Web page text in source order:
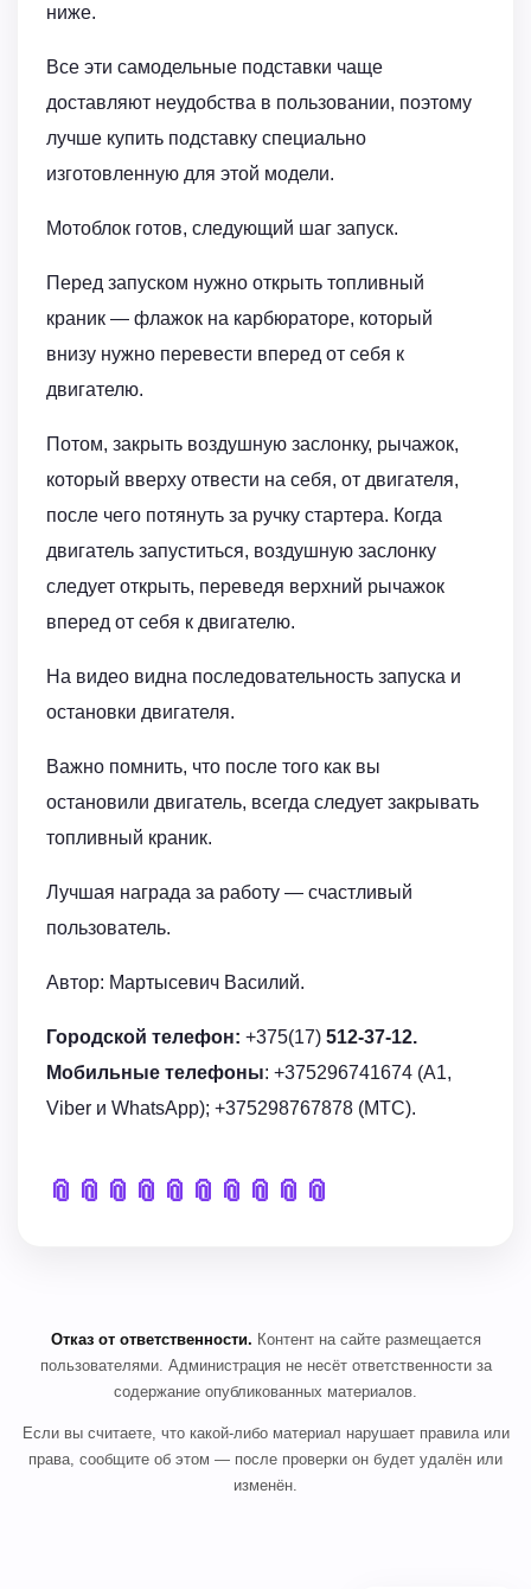
ниже.
Все эти самодельные подставки чаще
доставляют неудобства в пользовании, поэтому
лучше купить подставку специально
изготовленную для этой модели.
Мотоблок готов, следующий шаг запуск.
Перед запуском нужно открыть топливный
краник — флажок на карбюраторе, который
внизу нужно перевести вперед от себя к
двигателю.
Потом, закрыть воздушную заслонку, рычажок,
который вверху отвести на себя, от двигателя,
после чего потянуть за ручку стартера. Когда
двигатель запуститься, воздушную заслонку
следует открыть, переведя верхний рычажок
вперед от себя к двигателю.
На видео видна последовательность запуска и
остановки двигателя.
Важно помнить, что после того как вы
остановили двигатель, всегда следует закрывать
топливный краник.
Лучшая награда за работу — счастливый
пользователь.
Автор: Мартысевич Василий.
Городской телефон: +375(17) 512-37-12.
Мобильные телефоны: +375296741674 (A1,
Viber и WhatsApp); +375298767878 (МТС).
📎 📎 📎 📎 📎 📎 📎 📎 📎 📎
Отказ от ответственности. Контент на сайте размещается
пользователями. Администрация не несёт ответственности за
содержание опубликованных материалов.
Если вы считаете, что какой-либо материал нарушает правила или
права, сообщите об этом — после проверки он будет удалён или
изменён.